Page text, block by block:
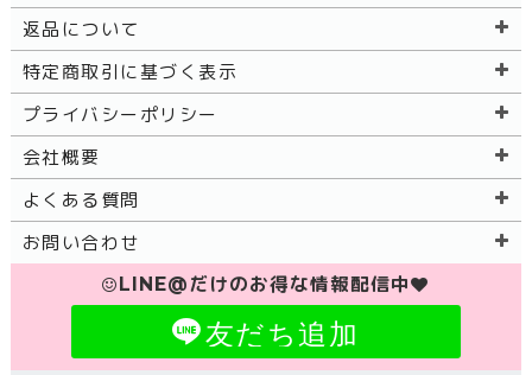
返品について
特定商取引に基づく表示
プライバシーポリシー
会社概要
よくある質問
お問い合わせ
LINE@だけのお得な情報配信中
友だち追加